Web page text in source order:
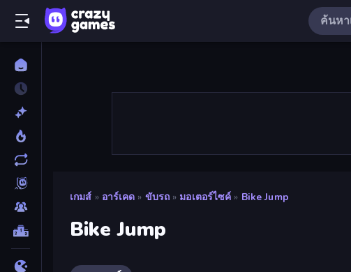
เกมส์ » อาร์เคด » ขับรถ » มอเตอร์ไซค์ » Bike Jump
Bike Jump